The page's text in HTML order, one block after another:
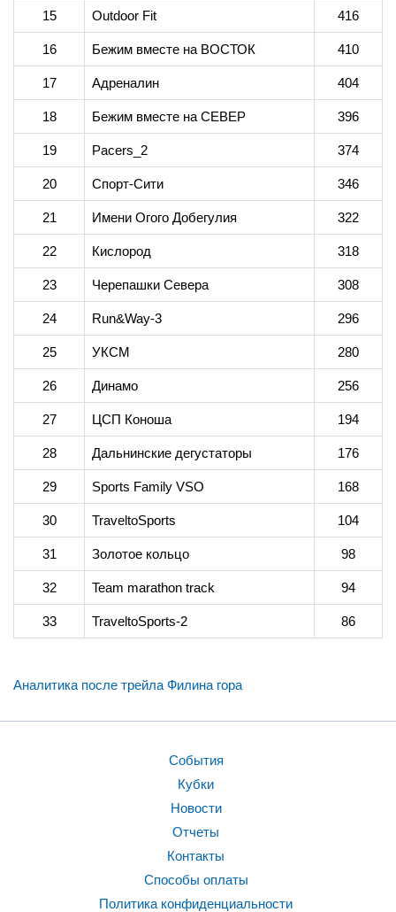
15 Outdoor Fit 416
16 Бежим вместе на ВОСТОК 410
17 Адреналин 404
18 Бежим вместе на СЕВЕР 396
19 Pacers_2 374
20 Спорт-Сити 346
21 Имени Огого Добегулия 322
22 Кислород 318
23 Черепашки Севера 308
24 Run&Way-3 296
25 УКСМ 280
26 Динамо 256
27 ЦСП Коноша 194
28 Дальнинские дегустаторы 176
29 Sports Family VSO 168
30 TraveltoSports 104
31 Золотое кольцо 98
32 Team marathon track 94
33 TraveltoSports-2 86
Аналитика после трейла Филина гора
События
Кубки
Новости
Отчеты
Контакты
Способы оплаты
Политика конфиденциальности